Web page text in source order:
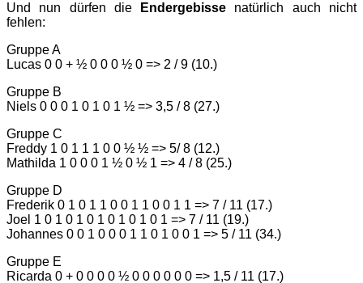
Und nun dürfen die
Endergebisse natürlich auch nicht
fehlen:
Gruppe A
Lucas 0 0 + ½ 0 0 0 ½ 0 => 2 / 9 (10.)
Gruppe B
Niels 0 0 0 1 0 1 0 1 ½ => 3,5 / 8 (27.)
Gruppe C
Freddy 1 0 1 1 1 0 0 ½ ½ => 5/ 8 (12.)
Mathilda 1 0 0 0 1 ½ 0 ½ 1 => 4 / 8 (25.)
Gruppe D
Frederik 0 1 0 1 1 0 0 1 1 0 0 1 1 => 7 / 11 (17.)
Joel 1 0 1 0 1 0 1 0 1 0 1 0 1 => 7 / 11 (19.)
Johannes 0 0 1 0 0 0 1 1 0 1 0 0 1 => 5 / 11 (34.)
Gruppe E
Ricarda 0 + 0 0 0 0 ½ 0 0 0 0 0 0 => 1,5 / 11 (17.)